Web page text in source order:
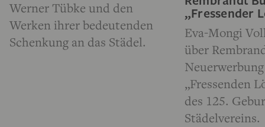
Werner Tübke und den
Werken ihrer bedeutenden
Schenkung an das Städel.
„Fressender
Eva-Mongi
über
„Fressenden
des 125.
Städelvereins.